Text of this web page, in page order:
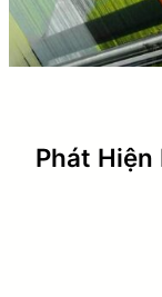
Phát Hiện